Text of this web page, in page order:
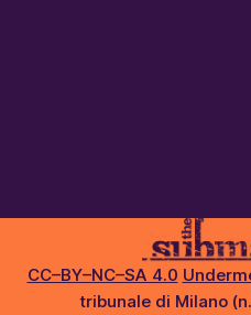
CC–BY–NC–SA 4.0
tribunale di Milano